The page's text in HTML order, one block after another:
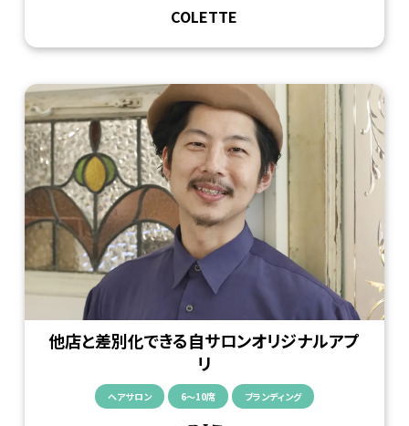
COLETTE
他店と差別化できる自サロンオリジナルアプ
リ
ヘアサロン 6〜10席 ブランディング